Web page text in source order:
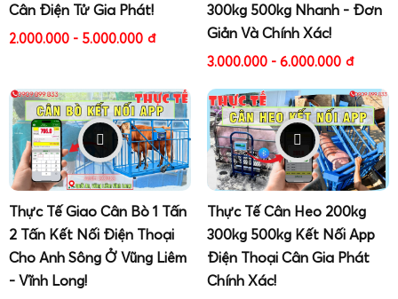
kiện hàng, thùng hàng trong kho logistics, kho
thương mại.
cân sắt thép với mặt sàn gia
bó thép, cuộn thép, phôi thép.
Cân điện tử 2 tấncân phế liệuvới kết cấu chống
bám bẩn, dễ vệ sinh, loadcell chống quá tải, chống
sốc tải khi đổ phế liệu.
Cân điện tử 2 tấncân công nghiệptích hợp phần
mềm quản lý, mã hàng, mã khách, in phiếu cân, lưu
lịch sử giao dịch.
Cân 2 tấn tích hợp băng tải cho dây chuyền đóng
gói, chiết rót, phân loại sản phẩm theo trọng lượng.
Cân Điện Tử Gia Phát!
2.000.000 - 5.000.000 đ
300kg 500kg Nhanh - Đơn
Giản Và Chính Xác!
3.000.000 - 6.000.000 đ
Thực Tế Giao Cân Bò 1 Tấn
2 Tấn Kết Nối Điện Thoại
Cho Anh Sông Ở Vũng Liêm
- Vĩnh Long!
Thực Tế Cân Heo 200kg
300kg 500kg Kết Nối App
Điện Thoại Cân Gia Phát
Chính Xác!